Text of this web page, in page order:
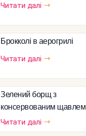
Читати далі
Брокколі в аерогрилі
Читати далі
Зелений борщ з
консервованим щавлем
Читати далі